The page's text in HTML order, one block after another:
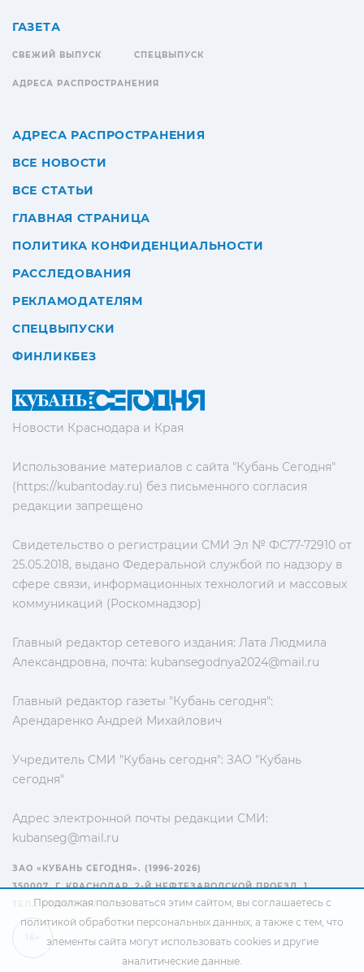
Новости Краснодара и Края
Использование материалов с сайта "Кубань Сегодня"
(https://kubantoday.ru) без письменного согласия
редакции запрещено
Свидетельство о регистрации СМИ Эл № ФС77-72910 от
25.05.2018, выдано Федеральной службой по надзору в
сфере связи, информационных технологий и массовых
коммуникаций (Роскомнадзор)
Главный редактор сетевого издания: Лата Людмила
Александровна, почта: kubansegodnya2024@mail.ru
Главный редактор газеты "Кубань сегодня":
Арендаренко Андрей Михайлович
Учредитель СМИ "Кубань сегодня": ЗАО "Кубань
сегодня"
Адрес электронной почты редакции СМИ:
kubanseg@mail.ru
ГАЗЕТА
СВЕЖИЙ ВЫПУСК СПЕЦВЫПУСК
АДРЕСА РАСПРОСТРАНЕНИЯ
АДРЕСА РАСПРОСТРАНЕНИЯ
ВСЕ НОВОСТИ
ВСЕ СТАТЬИ
ГЛАВНАЯ СТРАНИЦА
ПОЛИТИКА КОНФИДЕНЦИАЛЬНОСТИ
РАССЛЕДОВАНИЯ
РЕКЛАМОДАТЕЛЯМ
СПЕЦВЫПУСКИ
ФИНЛИКБЕЗ
ЗАО «КУБАНЬ СЕГОДНЯ». (1996-2026)
350007, Г. КРАСНОДАР, 2-Й НЕФТЕЗАВОДСКОЙ ПРОЕЗД, 1
ТЕЛ.: +7(861) 267-15-15
Продолжая пользоваться этим сайтом, вы соглашаетесь с
политикой обработки персональных данных, а также с тем, что
элементы сайта могут использовать cookies и другие
аналитические данные.